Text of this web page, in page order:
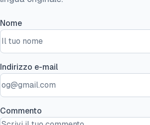
Nome
Indirizzo e-mail
Commento